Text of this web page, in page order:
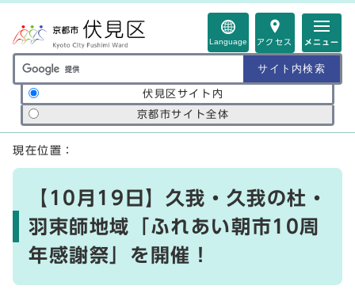
Language アクセス メニュー
サイト内検索の範囲
伏見区サイト内
京都市サイト全体
ここから本文です
現在位置：
【10月19日】久我・久我の杜・
羽束師地域「ふれあい朝市10周
年感謝祭」を開催！